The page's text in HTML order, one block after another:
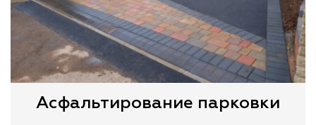
Асфальтирование парковки